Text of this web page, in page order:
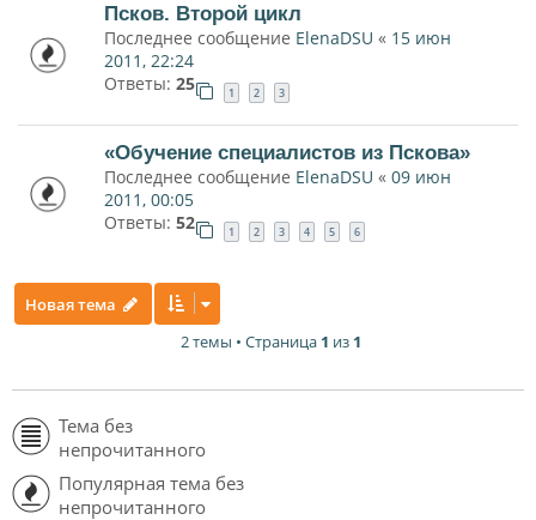
Псков. Второй цикл
Последнее сообщение ElenaDSU « 15 июн
2011, 22:24
Ответы: 25 1 2 3
«Обучение специалистов из Пскова»
Последнее сообщение ElenaDSU « 09 июн
2011, 00:05
Ответы: 52 1 2 3 4 5 6
Новая тема
2 темы • Страница 1 из 1
Тема без
непрочитанного
Популярная тема без
непрочитанного